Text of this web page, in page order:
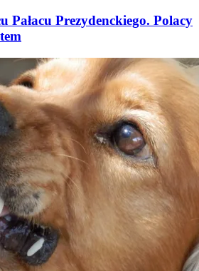
Pałacu Prezydenckiego. Polacy